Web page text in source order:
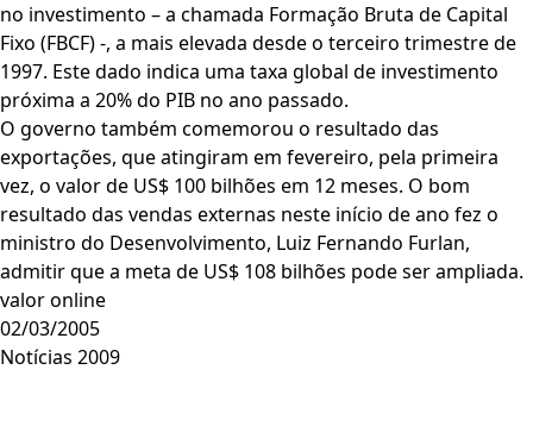
no investimento – a chamada Formação Bruta de Capital
Fixo (FBCF) -, a mais elevada desde o terceiro trimestre de
1997. Este dado indica uma taxa global de investimento
próxima a 20% do PIB no ano passado.
O governo também comemorou o resultado das
exportações, que atingiram em fevereiro, pela primeira
vez, o valor de US$ 100 bilhões em 12 meses. O bom
resultado das vendas externas neste início de ano fez o
ministro do Desenvolvimento, Luiz Fernando Furlan,
admitir que a meta de US$ 108 bilhões pode ser ampliada.
valor online
02/03/2005
Notícias 2009